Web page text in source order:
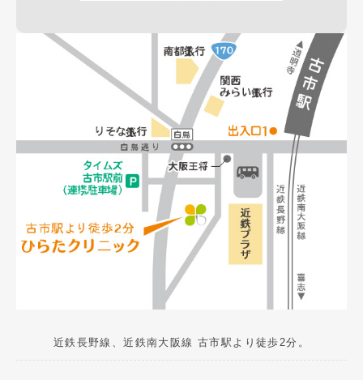
近鉄長野線、近鉄南大阪線 古市駅より徒歩2分。